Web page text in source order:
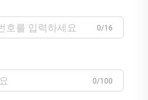
0/16
0/100